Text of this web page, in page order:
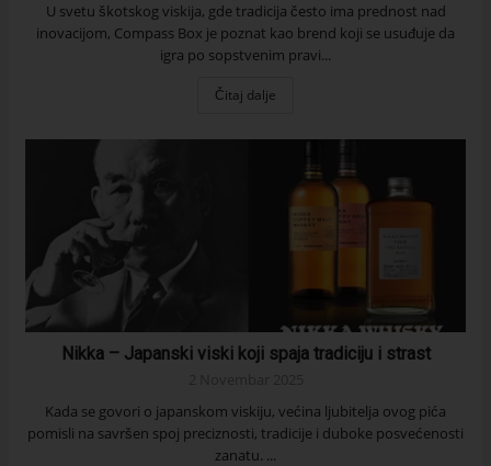
U svetu škotskog viskija, gde tradicija često ima prednost nad
inovacijom, Compass Box je poznat kao brend koji se usuđuje da
igra po sopstvenim pravi...
Čitaj dalje
Nikka – Japanski viski koji spaja tradiciju i strast
Kada se govori o japanskom viskiju, većina ljubitelja ovog pića
pomisli na savršen spoj preciznosti, tradicije i duboke posvećenosti
zanatu. ...